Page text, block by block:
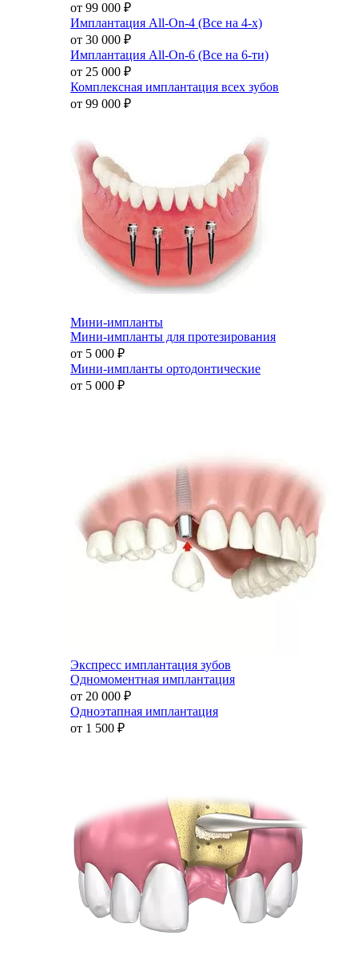
от 99 000 ₽
Имплантация All-On-4 (Все на 4-х)
от 30 000 ₽
Имплантация All-On-6 (Все на 6-ти)
от 25 000 ₽
Комплексная имплантация всех зубов
от 99 000 ₽
Мини-импланты
Мини-импланты для протезирования
от 5 000 ₽
Мини-импланты ортодонтические
от 5 000 ₽
Экспресс имплантация зубов
Одномоментная имплантация
от 20 000 ₽
Одноэтапная имплантация
от 1 500 ₽